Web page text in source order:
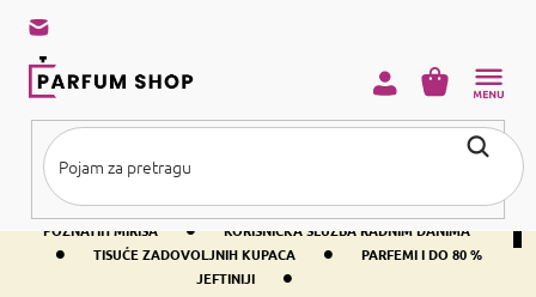
sadržaj
BESPLATNA DOSTAVA IZNAD PRIBLIŽNO 37 € •
400+ SVJETSKI
POZNATIH MIRISA
• KORISNIČKA SLUŽBA RADNIM DANIMA
• TISUĆE ZADOVOLJNIH KUPACA •
PARFEMI I DO 80 %
JEFTINIJI
•
KOŠARICA